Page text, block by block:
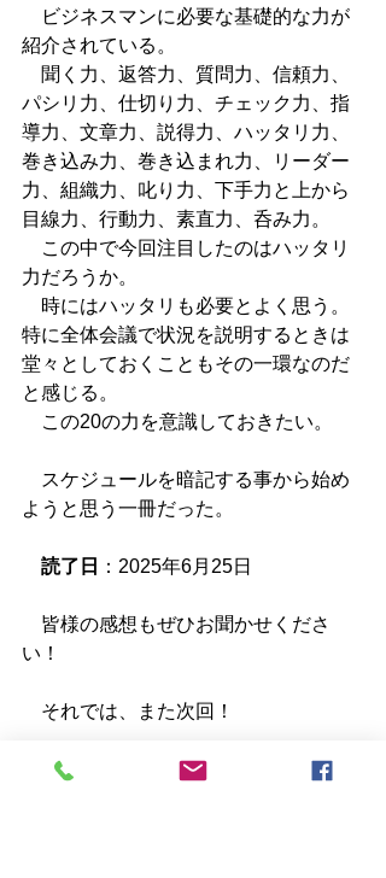
ビジネスマンに必要な基礎的な力が
紹介されている。
聞く力、返答力、質問力、信頼力、
パシリ力、仕切り力、チェック力、指
導力、文章力、説得力、ハッタリ力、
巻き込み力、巻き込まれ力、リーダー
力、組織力、叱り力、下手力と上から
目線力、行動力、素直力、呑み力。
この中で今回注目したのはハッタリ
力だろうか。
時にはハッタリも必要とよく思う。
特に全体会議で状況を説明するときは
堂々としておくこともその一環なのだ
と感じる。
この20の力を意識しておきたい。
スケジュールを暗記する事から始め
ようと思う一冊だった。
読了日 ：2025年6月25日
皆様の感想もぜひお聞かせくださ
い！
それでは、また次回！